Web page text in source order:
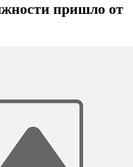
пришло от